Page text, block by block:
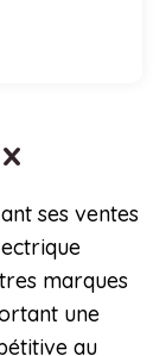
ses ventes
marques
une
au